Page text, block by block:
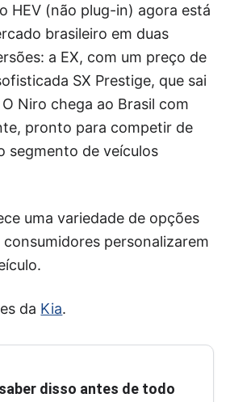
HEV (não plug-in) agora está
brasileiro em duas
a EX, com um preço de
SX Prestige, que sai
Niro chega ao Brasil com
pronto para competir de
segmento de veículos
uma variedade de opções
personalizarem
da Kia.
disso antes de todo